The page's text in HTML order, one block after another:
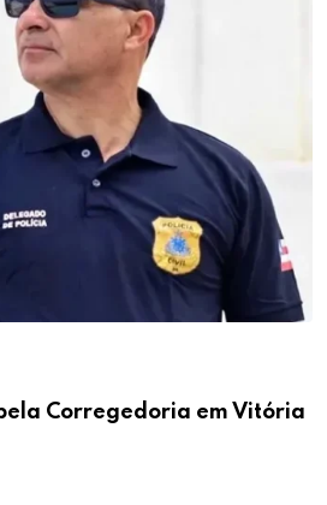
Corregedoria em Vitória